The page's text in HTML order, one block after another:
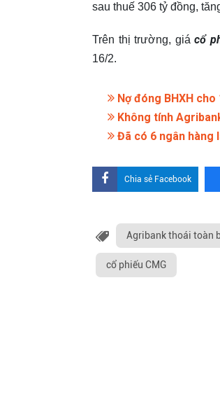
sau thuế 306 tỷ đồng,
Trên thị trường, giá cổ
16/2.
Nợ đóng BHXH
Không tính
Đã có 6 ngân hàng
Chia sẻ Facebook
Agribank thoái toàn
cổ phiếu CMG